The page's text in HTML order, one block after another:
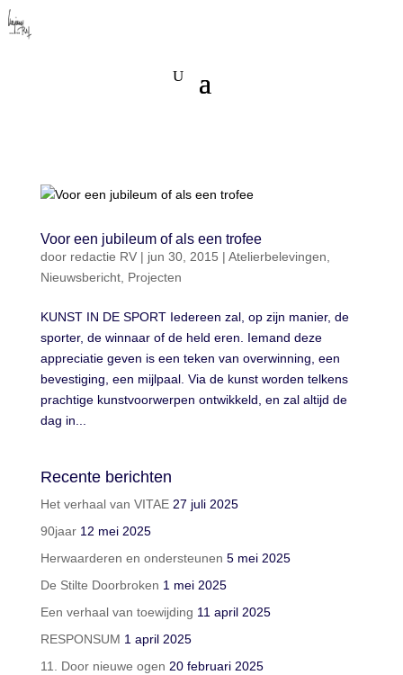
Voor een jubileum of als een trofee
door redactie RV| jun 30, 2015 | Atelierbelevingen
Nieuwsbericht, Projecten
KUNST IN DE SPORT Iedereen zal, op zijn manier, de
sporter, de winnaar of de held eren. Iemand deze
appreciatie geven is een teken van overwinning, een
bevestiging, een mijlpaal. Via de kunst worden telkens
prachtige kunstvoorwerpen ontwikkeld, en zal altijd de
dag in...
Recente berichten
Het verhaal van VITAE 27 juli 2025
90jaar 12 mei 2025
Herwaarderen en ondersteunen 5 mei 2025
De Stilte Doorbroken 1 mei 2025
Een verhaal van toewijding 11 april 2025
RESPONSUM 1 april 2025
11. Door nieuwe ogen 20 februari 2025